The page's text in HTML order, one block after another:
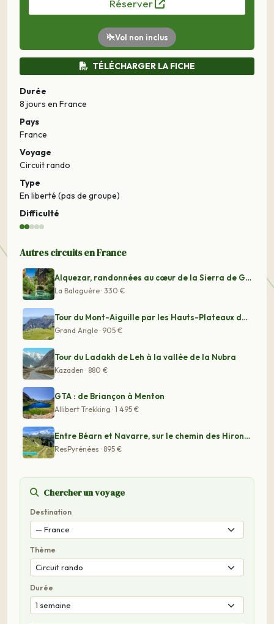
Réserver
Vol non inclus
TÉLÉCHARGER LA FICHE
Durée
8 jours en France
Pays
France
Voyage
Circuit rando
Type
En liberté (pas de groupe)
Difficulté
Autres circuits en France
Alquezar, randonnées au cœur de la Sierra de Guara
La Balaguère · 330 €
Tour du Mont-Aiguille par les Hauts-Plateaux du Vercors
Grand Angle · 905 €
Tour du Ladakh de Leh à la vallée de la Nubra
Kazaden · 880 €
GTA : de Briançon à Menton
Allibert Trekking · 1 495 €
Entre Béarn et Navarre, sur le chemin des Hirondelles
ResPyrénées · 895 €
Chercher un voyage
Destination
Thème
Durée